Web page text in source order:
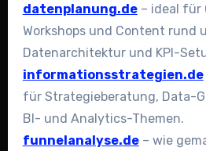
datenplanung.de– ideal für
Workshops und Content rund
Datenarchitektur und KPI-
informationsstrategien.de
für Strategieberatung, Data-
BI- und Analytics-Themen.
funnelanalyse.de– wie